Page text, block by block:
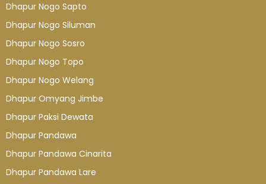
Dhapur Nogo Sapto
Dhapur Nogo Siluman
Dhapur Nogo Sosro
Dhapur Nogo Topo
Dhapur Nogo Welang
Dhapur Omyang Jimbe
Dhapur Paksi Dewata
Dhapur Pandawa
Dhapur Pandawa Cinarita
Dhapur Pandawa Lare